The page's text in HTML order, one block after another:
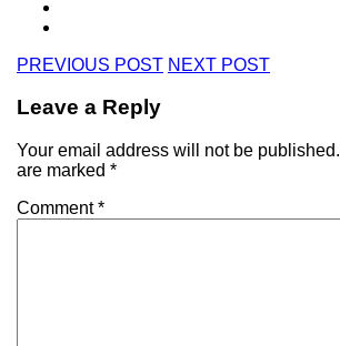
PREVIOUS POST NEXT POST
Leave a Reply
Your email address will not be published.
are marked *
Comment*